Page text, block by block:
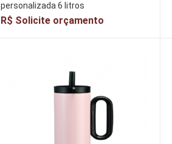
personalizada 6 litros
R$ Solicite orçamento